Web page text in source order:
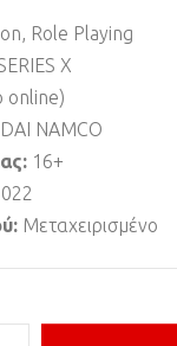
Role Playing
X
online)
NAMCO
16+
Μεταχειρισμένο